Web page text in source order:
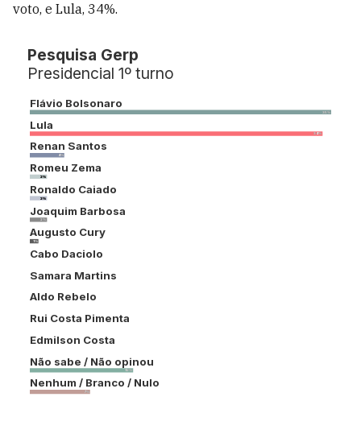
voto, e Lula, 34%.